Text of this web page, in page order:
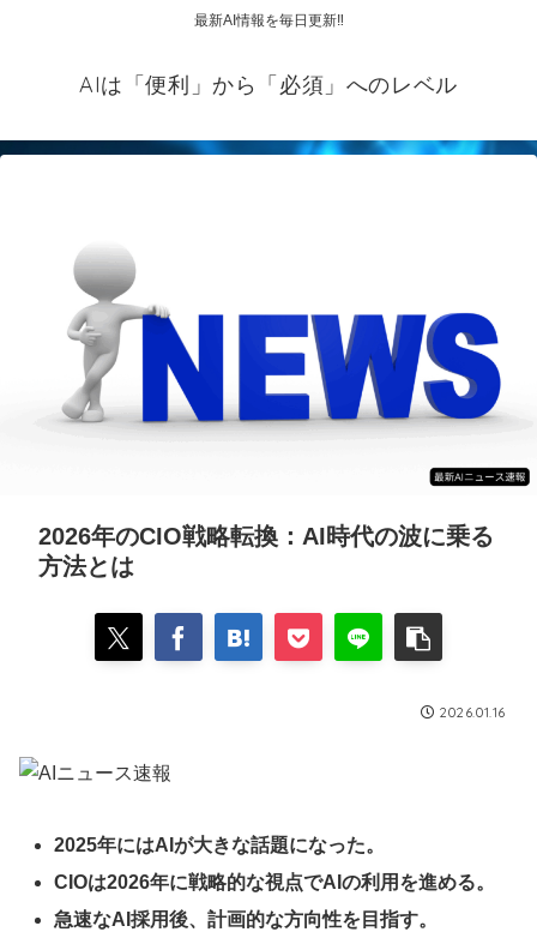
最新AI情報を毎日更新‼
AIは「便利」から「必須」へのレベル
2026年のCIO戦略転換：AI時代の波に乗る
方法とは
2026.01.16
2025年にはAIが大きな話題になった。
CIOは2026年に戦略的な視点でAIの利用を進める。
急速なAI採用後、計画的な方向性を目指す。